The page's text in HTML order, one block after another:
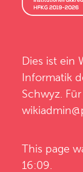
Dies ist ein
Informatik
Schwyz .
This page
16:09.